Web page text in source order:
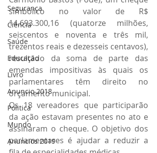
Segurança
Ciência
Saúde
Educação
Livro
Anuncio 2018
Politica
Mundo
Anuncios 2019
simbólico no valor de R$
14.693.300,16 (quatorze milhões,
seiscentos e noventa e três mil,
trezentos reais e dezesseis centavos),
resultado da soma de parte das
emendas impositivas às quais os
parlamentares têm direito no
orçamento municipal.
Os 18 vereadores que participarão
da ação estavam presentes no ato e
assinaram o cheque. O objetivo dos
parlamentares é ajudar a reduzir a